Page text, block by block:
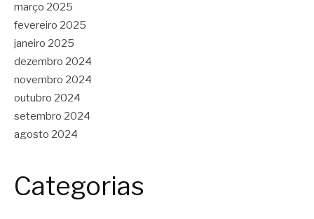
março 2025
fevereiro 2025
janeiro 2025
dezembro 2024
novembro 2024
outubro 2024
setembro 2024
agosto 2024
Categorias